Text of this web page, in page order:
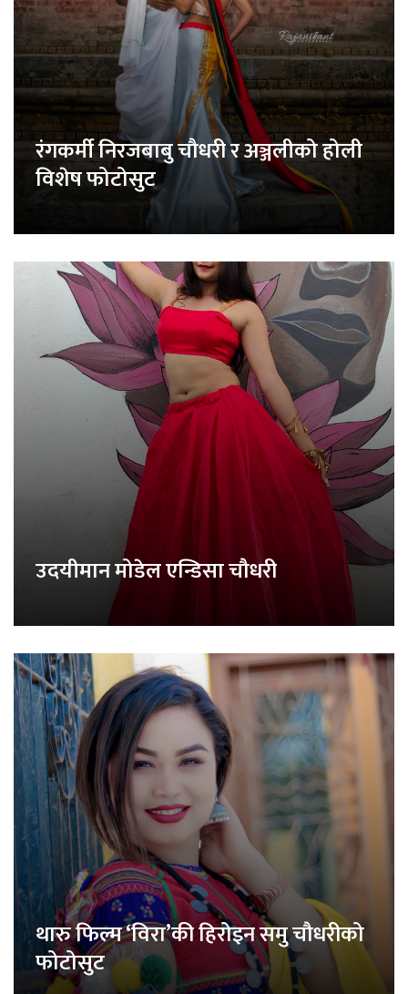
रंगकर्मी निरजबाबु चौधरी र अञ्जलीको होली
विशेष फोटोसुट
उदयीमान मोडेल एन्डिसा चौधरी
थारु फिल्म ‘विरा’की हिरोइन समु चौधरीको
फोटोसुट